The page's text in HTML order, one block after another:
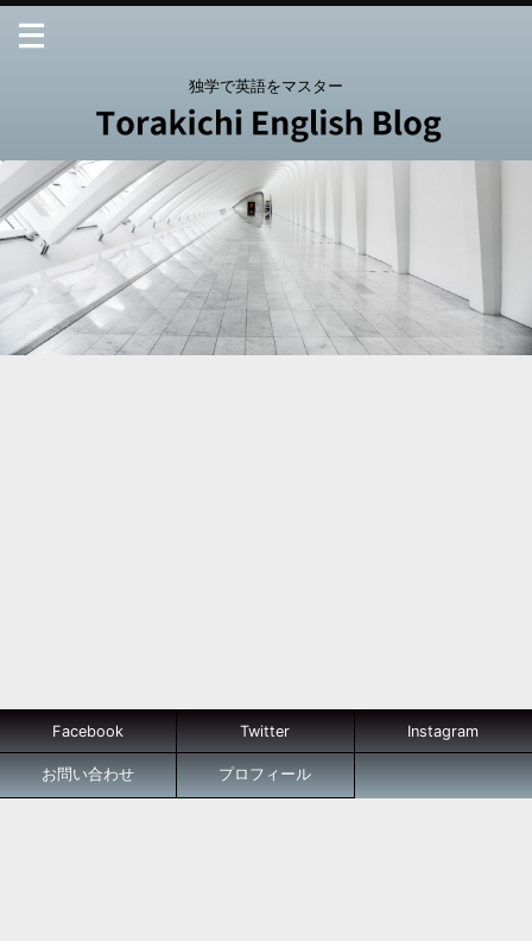
独学で英語をマスター
Facebook Twitter Instagram
お問い合わせ プロフィール